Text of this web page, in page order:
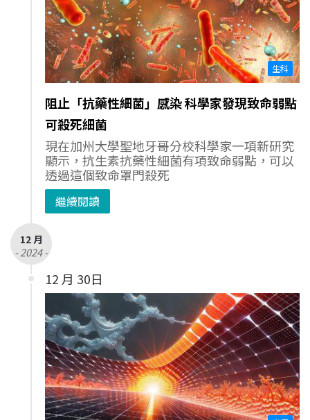
生科
阻止「抗藥性細菌」感染 科學家發現致命弱點
可殺死細菌
現在加州大學聖地牙哥分校科學家一項新研究
顯示，抗生素抗藥性細菌有項致命弱點，可以
透過這個致命罩門殺死
繼續閱讀
12 月
- 2024 -
12 月 30日